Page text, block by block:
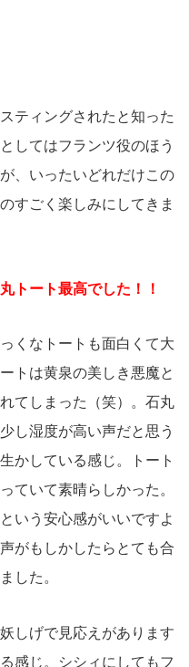
ティングされたと知った
してはフランツ役のほう
、いったいどれだけこの
すごく楽しみにしてきま
トート最高でした！！
くなトートも面白くて大
トは黄泉の美しき悪魔と
てしまった（笑）。石丸
し湿度が高い声だと思う
かしている感じ。トート
ていて素晴らしかった。
という安心感がいいですよ
がもしかしたらとても合
した。
しげで見応えがあります
感じ。シシィにしてもフ